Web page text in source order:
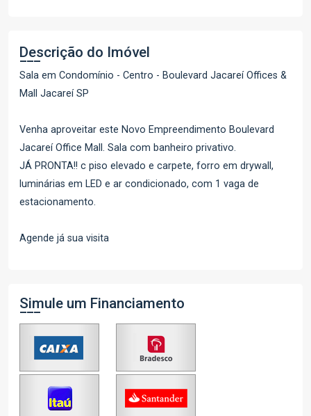
Descrição do Imóvel
Sala em Condomínio - Centro - Boulevard Jacareí Offices &
Mall Jacareí SP
Venha aproveitar este Novo Empreendimento Boulevard
Jacareí Office Mall. Sala com banheiro privativo.
JÁ PRONTA!! c piso elevado e carpete, forro em drywall,
luminárias em LED e ar condicionado, com 1 vaga de
estacionamento.
Agende já sua visita
Simule um Financiamento